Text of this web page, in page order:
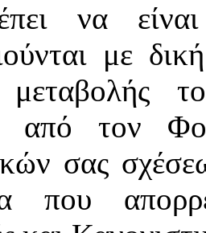
να
με
μεταβολής
από τον
σας
που